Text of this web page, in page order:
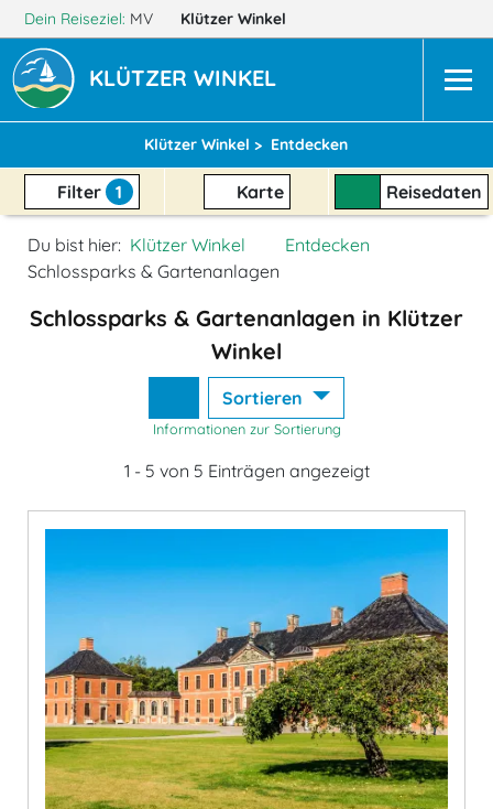
Dein Reiseziel: MV Klützer Winkel
KLÜTZER WINKEL
Klützer Winkel > Entdecken
Filter 1 Karte Reisedaten
Du bist hier: Klützer Winkel
Entdecken
Schlossparks & Gartenanlagen
Schlossparks & Gartenanlagen in Klützer
Winkel
Sortieren
Informationen zur Sortierung
1 - 5 von 5 Einträgen angezeigt